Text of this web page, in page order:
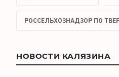
РОССЕЛЬХОЗНАДЗОР ПО
НОВОСТИ КАЛЯЗИНА